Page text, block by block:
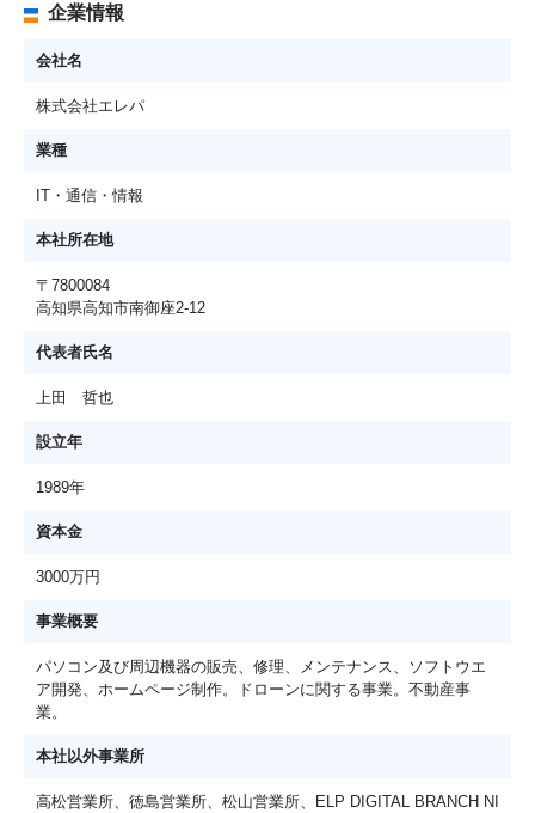
企業情報
会社名
株式会社エレパ
業種
IT・通信・情報
本社所在地
〒7800084
高知県高知市南御座2-12
代表者氏名
上田 哲也
設立年
1989年
資本金
3000万円
事業概要
パソコン及び周辺機器の販売、修理、メンテナンス、ソフトウエ
ア開発、ホームページ制作。ドローンに関する事業。不動産事
業。
本社以外事業所
高松営業所、徳島営業所、松山営業所、ELP DIGITAL BRANCH NI